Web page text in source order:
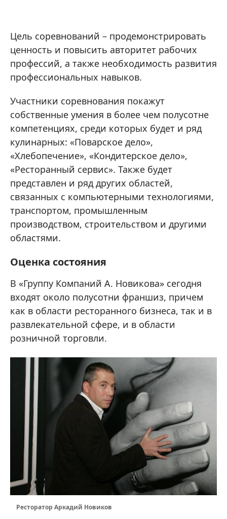
Цель соревнований – продемонстрировать
ценность и повысить авторитет рабочих
профессий, а также необходимость развития
профессиональных навыков.
Участники соревнования покажут
собственные умения в более чем полусотне
компетенциях, среди которых будет и ряд
кулинарных: «Поварское дело»,
«Хлебопечение», «Кондитерское дело»,
«Ресторанный сервис». Также будет
представлен и ряд других областей,
связанных с компьютерными технологиями,
транспортом, промышленным
производством, строительством и другими
областями.
Оценка состояния
В «Группу Компаний А. Новикова» сегодня
входят около полусотни франшиз, причем
как в области ресторанного бизнеса, так и в
развлекательной сфере, и в области
розничной торговли.
Ресторатор Аркадий Новиков